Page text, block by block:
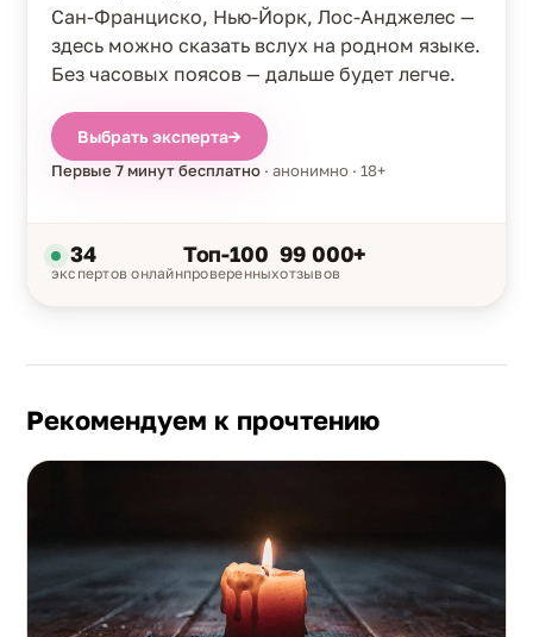
Сан-Франциско, Нью-Йорк, Лос-Анджелес —
здесь можно сказать вслух на родном языке.
Без часовых поясов — дальше будет легче.
Выбрать эксперта→
Первые 7 минут бесплатно · анонимно · 18+
34
экспертов онлайн
Топ-100
проверенных
99 000+
отзывов
Рекомендуем к прочтению